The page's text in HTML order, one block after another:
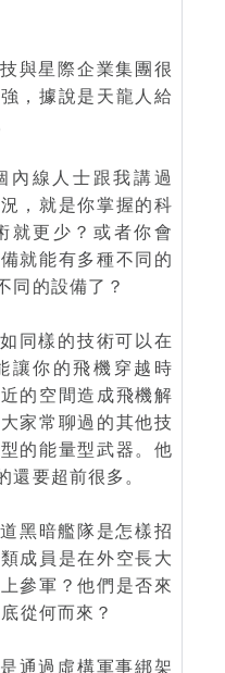
與星際企業集團很
，據說是天龍人給
內線人士跟我講過
，就是你掌握的科
就更少？或者你會
就能有多種不同的
同的設備了？
同樣的技術可以在
讓你的飛機穿越時
的空間造成飛機解
家常聊過的其他技
的能量型武器。他
還要超前很多。
黑暗艦隊是怎樣招
成員是在外空長大
參軍？他們是否來
從何而來？
通過虛構軍事綁架